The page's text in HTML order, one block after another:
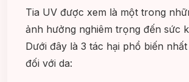
Tia UV được xem là một trong
ảnh hưởng nghiêm trọng đến sức
Dưới đây là 3 tác hại phổ biến
đối với da: